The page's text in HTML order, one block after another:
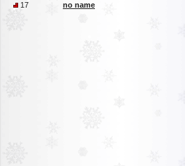
17 no name